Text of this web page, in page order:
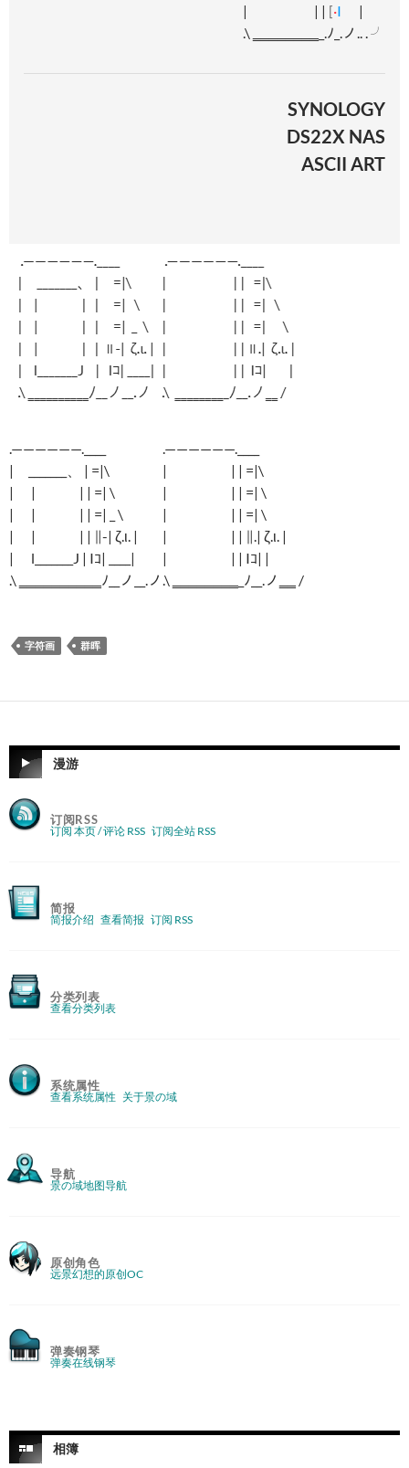
| | | [·I |
.\ ‗‗‗‗‗‗‗‗_.ﾉ_.ノ.. . ╯
SYNOLOGY
DS22X NAS
ASCII ART
.——————.____
| _______、 | =|\
| | | | =| \
| | | | =| _ \
| | | | ∥-| ζ.ι. |
| l_______J | Iｺ| ____|
.\ ‗‗‗‗‗‗‗‗‗‗ﾉ__ノ__.ノ
.——————.____
| | | =|\
| | | =| \
| | | =| \
| | | ∥.| ζ.ι. |
| | | Iｺ| |
.\ ‗‗‗‗‗‗‗‗_ﾉ__.ノ‗‗ /
字符画 群晖
漫游
订阅RSS
订阅 本页 / 评论 RSS 订阅全站 RSS
简报
简报介绍 查看简报 订阅 RSS
分类列表
查看分类列表
系统属性
查看系统属性 关于景の域
导航
景の域地图导航
原创角色
远景幻想的原创OC
弹奏钢琴
弹奏在线钢琴
相簿